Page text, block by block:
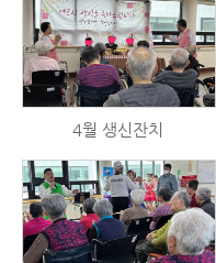
4월 생신잔치